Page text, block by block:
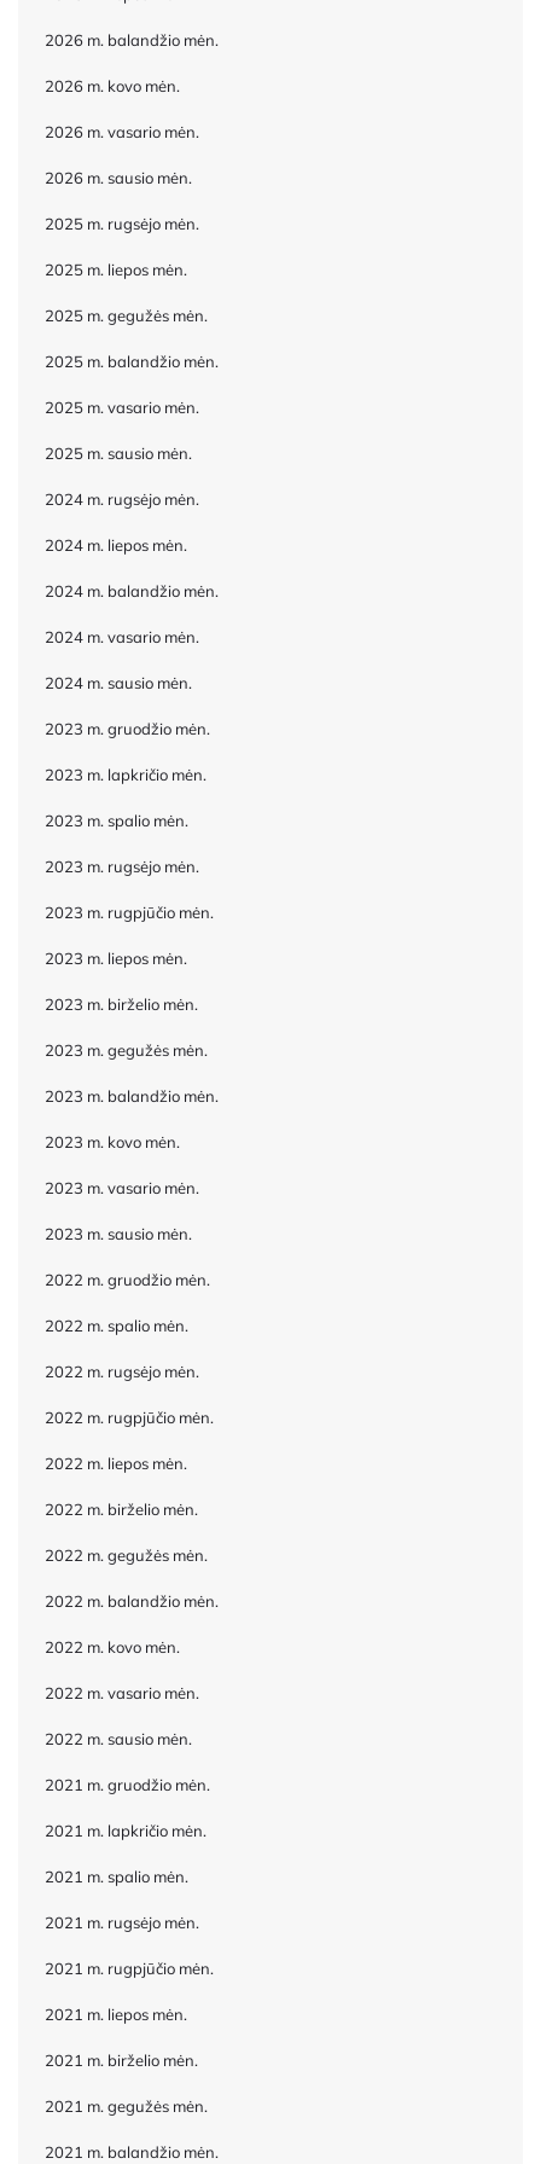
2026 m. balandžio mėn.
2026 m. kovo mėn.
2026 m. vasario mėn.
2026 m. sausio mėn.
2025 m. rugsėjo mėn.
2025 m. liepos mėn.
2025 m. gegužės mėn.
2025 m. balandžio mėn.
2025 m. vasario mėn.
2025 m. sausio mėn.
2024 m. rugsėjo mėn.
2024 m. liepos mėn.
2024 m. balandžio mėn.
2024 m. vasario mėn.
2024 m. sausio mėn.
2023 m. gruodžio mėn.
2023 m. lapkričio mėn.
2023 m. spalio mėn.
2023 m. rugsėjo mėn.
2023 m. rugpjūčio mėn.
2023 m. liepos mėn.
2023 m. birželio mėn.
2023 m. gegužės mėn.
2023 m. balandžio mėn.
2023 m. kovo mėn.
2023 m. vasario mėn.
2023 m. sausio mėn.
2022 m. gruodžio mėn.
2022 m. spalio mėn.
2022 m. rugsėjo mėn.
2022 m. rugpjūčio mėn.
2022 m. liepos mėn.
2022 m. birželio mėn.
2022 m. gegužės mėn.
2022 m. balandžio mėn.
2022 m. kovo mėn.
2022 m. vasario mėn.
2022 m. sausio mėn.
2021 m. gruodžio mėn.
2021 m. lapkričio mėn.
2021 m. spalio mėn.
2021 m. rugsėjo mėn.
2021 m. rugpjūčio mėn.
2021 m. liepos mėn.
2021 m. birželio mėn.
2021 m. gegužės mėn.
2021 m. balandžio mėn.